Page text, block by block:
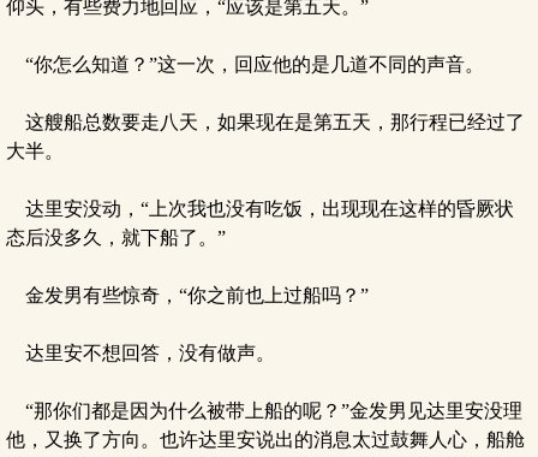
仰头，有些费力地回应，“应该是第五天。”
“你怎么知道？”这一次，回应他的是几道不同的声音。
这艘船总数要走八天，如果现在是第五天，那行程已经过了
大半。
达里安没动，“上次我也没有吃饭，出现现在这样的昏厥状
态后没多久，就下船了。”
金发男有些惊奇，“你之前也上过船吗？”
达里安不想回答，没有做声。
“那你们都是因为什么被带上船的呢？”金发男见达里安没理
他，又换了方向。也许达里安说出的消息太过鼓舞人心，船舱